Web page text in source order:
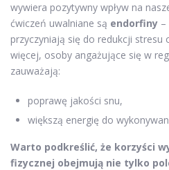
wywiera pozytywny wpływ na
ćwiczeń uwalniane są endorfiny
przyczyniają się do redukcji stresu
więcej, osoby angażujące się w
zauważają:
poprawę jakości snu,
większą energię do
Warto podkreślić, że korzyści
fizycznej obejmują nie tylko